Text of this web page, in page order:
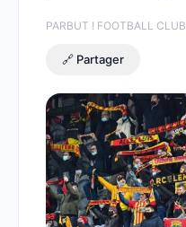
PARBUT ! FOOTBALL CLUB
🔗 Partager